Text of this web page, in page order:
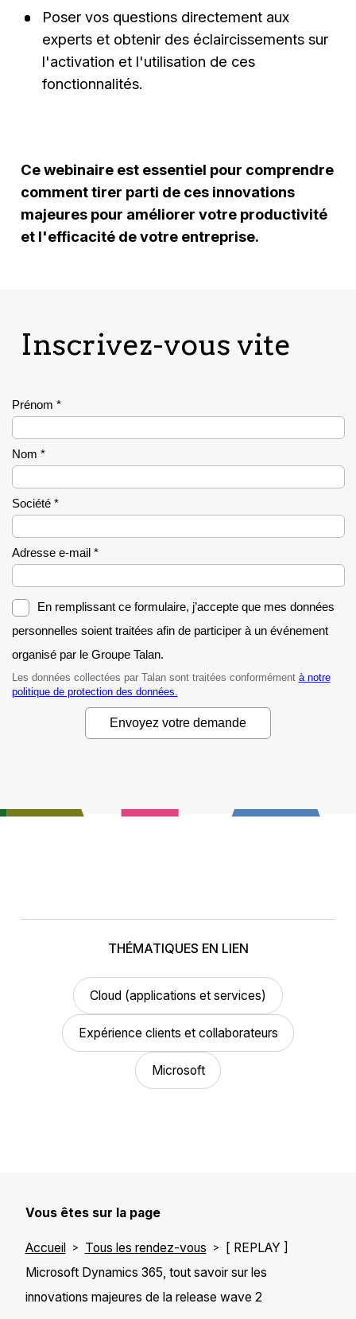
Poser vos questions directement aux
experts et obtenir des éclaircissements sur
l'activation et l'utilisation de ces
fonctionnalités.
Ce webinaire est essentiel pour comprendre
comment tirer parti de ces innovations
majeures pour améliorer votre productivité
et l'efficacité de votre entreprise.
Inscrivez-vous vite
THÉMATIQUES EN LIEN
Cloud (applications et services)
Expérience clients et collaborateurs
Microsoft
Vous êtes sur la page
Accueil Tous les rendez-vous
[ REPLAY ]
Microsoft Dynamics 365, tout savoir sur les
innovations majeures de la release wave 2